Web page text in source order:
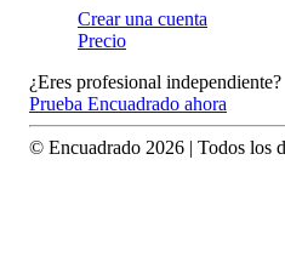
Crear una cuenta
Precio
¿Eres profesional independiente?
Prueba Encuadrado ahora
© Encuadrado 2026 | Todos los